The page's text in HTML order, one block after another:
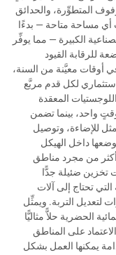
المتطوِّرة، والحدائق
أي مساحة متاحة — بدءًا
الكبيرة — مما يوفِّر
للرقابة القيود
أوقات معيَّنة من السنة،
لكل قدم مربَّع
المعقدة
واحد، بينما تضمن
للإضاءة، وتوصيل
داخل الهيكل
من مجرد مناطق
تخزين ضئيلة جدًّا
تحتاج إلى آلات
لتعديل التربة. ويمثِّل
الحضرية حلاًّ مثاليًّا
على المناطق
يمكنها العمل بشكل